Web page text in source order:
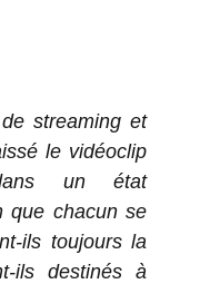
streaming et
le vidéoclip
un état
que chacun se
ils toujours la
ils destinés à